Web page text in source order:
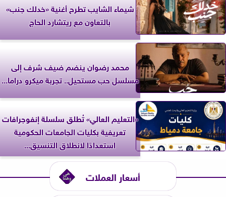
شيماء الشايب تطرح أغنية «خدلك جنب»
بالتعاون مع ريتشارد الحاج
محمد رضوان ينضم ضيف شرف إلى
مسلسل حب مستحيل.. تجربة ميكرو دراما...
«التعليم العالي» تُطلق سلسلة إنفوجرافات
تعريفية بكليات الجامعات الحكومية
استعدادًا لانطلاق التنسيق...
أسعار العملات